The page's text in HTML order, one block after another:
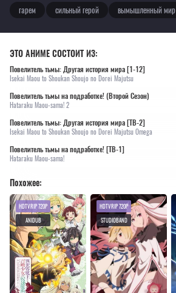
гарем сильный герой вымышленный мир
ЭТО АНИМЕ СОСТОИТ ИЗ:
Повелитель тьмы: Другая история мира [1-12]
Isekai Maou to Shoukan Shoujo no Dorei Majutsu
Повелитель тьмы на подработке! (Второй Сезон)
Hataraku Maou-sama! 2
Повелитель тьмы: Другая история мира [ТВ-2]
Isekai Maou to Shoukan Shoujo no Dorei Majutsu Omega
Повелитель тьмы на подработке! [ТВ-1]
Hataraku Maou-sama!
Похожее:
HDTVRIP 720P
ANIDUB
HDTVRIP 720P
STUDIOBAND